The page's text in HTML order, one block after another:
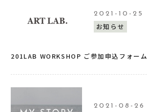
2021-10-25
お知らせ
201LAB WORKSHOP ご参加申込フォーム
2021-08-26